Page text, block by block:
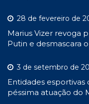
28 de fevereiro de
Marius Vizer revoga
Putin e desmascara
3 de setembro de
Entidades
péssima atuação do